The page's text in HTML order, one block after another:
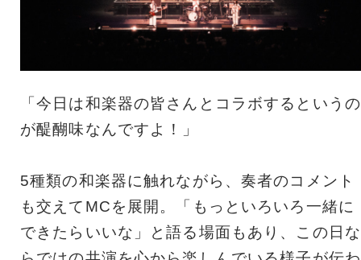
「今日は和楽器の皆さんとコラボするというの
が醍醐味なんですよ！」
5種類の和楽器に触れながら、奏者のコメント
も交えてMCを展開。「もっといろいろ一緒に
できたらいいな」と語る場面もあり、この日な